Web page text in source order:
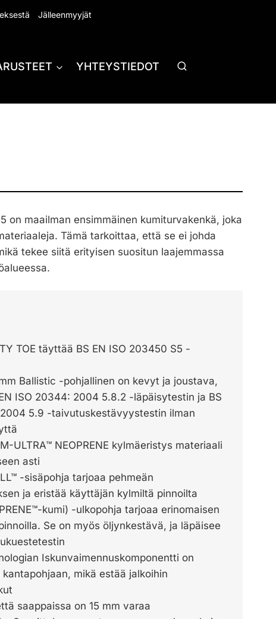
Jälleenmyyjät
YHTEYSTIEDOT
on maailman ensimmäinen kumiturvakenkä, joka
Tämä tarkoittaa, että se ei johda
tekee siitä erityisen suositun laajemmassa
TOE täyttää BS EN ISO 203450 S5 -
mm Ballistic -pohjallinen on kevyt ja joustava,
ISO 20344: 2004 5.8.2 -läpäisytestin ja BS
5.9 -taivutuskestävyystestin ilman
ULTRA™ NEOPRENE kylmäeristys materiaali
asti
-sisäpohja tarjoaa pehmeän
ja eristää käyttäjän kylmiltä pinnoilta
kumi) -ulkopohja tarjoaa erinomaisen
Se on myös öljynkestävä, ja läpäisee
Iskunvaimennuskomponentti on
mikä estää jalkoihin
saappaissa on 15 mm varaa